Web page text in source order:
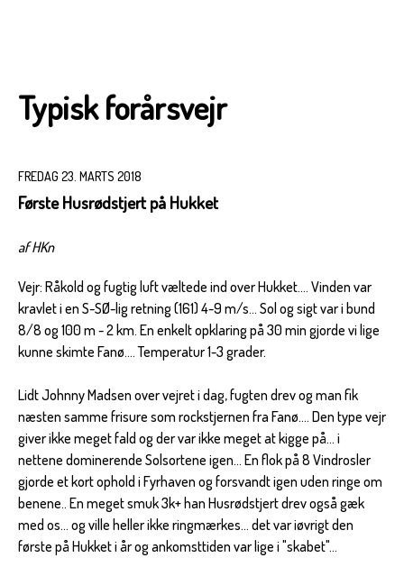
Typisk forårsvejr
FREDAG 23. MARTS 2018
Første Husrødstjert på Hukket
af HKn
Vejr: Råkold og fugtig luft væltede ind over Hukket.... Vinden var
kravlet i en S-SØ-lig retning (161) 4-9 m/s... Sol og sigt var i bund
8/8 og 100 m - 2 km. En enkelt opklaring på 30 min gjorde vi lige
kunne skimte Fanø.... Temperatur 1-3 grader.
Lidt Johnny Madsen over vejret i dag, fugten drev og man fik
næsten samme frisure som rockstjernen fra Fanø.... Den type vejr
giver ikke meget fald og der var ikke meget at kigge på... i
nettene dominerende Solsortene igen... En flok på 8 Vindrosler
gjorde et kort ophold i Fyrhaven og forsvandt igen uden ringe om
benene.. En meget smuk 3k+ han Husrødstjert drev også gæk
med os... og ville heller ikke ringmærkes... det var iøvrigt den
første på Hukket i år og ankomsttiden var lige i "skabet"...